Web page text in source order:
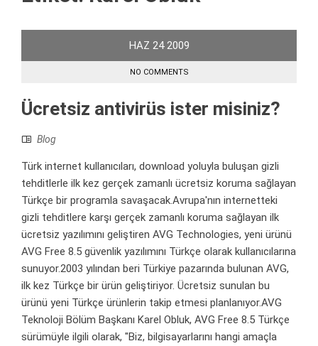
HAZ 24 2009
NO COMMENTS
Ücretsiz antivirüs ister misiniz?
Blog
Türk internet kullanıcıları, download yoluyla buluşan gizli
tehditlerle ilk kez gerçek zamanlı ücretsiz koruma sağlayan
Türkçe bir programla savaşacak.Avrupa'nın internetteki
gizli tehditlere karşı gerçek zamanlı koruma sağlayan ilk
ücretsiz yazılımını geliştiren AVG Technologies, yeni ürünü
AVG Free 8.5 güvenlik yazılımını Türkçe olarak kullanıcılarına
sunuyor.2003 yılından beri Türkiye pazarında bulunan AVG,
ilk kez Türkçe bir ürün geliştiriyor. Ücretsiz sunulan bu
ürünü yeni Türkçe ürünlerin takip etmesi planlanıyor.AVG
Teknoloji Bölüm Başkanı Karel Obluk, AVG Free 8.5 Türkçe
sürümüyle ilgili olarak, "Biz, bilgisayarlarını hangi amaçla